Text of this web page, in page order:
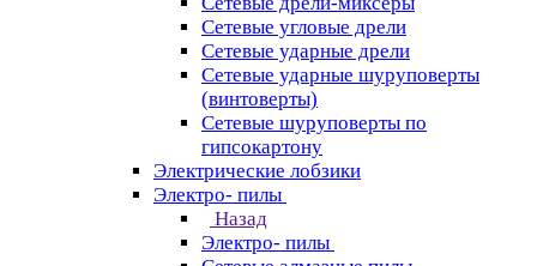
Сетевые угловые дрели
Сетевые ударные дрели
Сетевые ударные шуруповерты
(винтоверты)
Сетевые шуруповерты по
гипсокартону
Электрические лобзики
Электро- пилы
Назад
Электро- пилы